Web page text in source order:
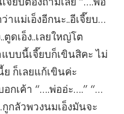
าแม่เอ็งอีกนะ..อีเจี๊ยบ…
ตูดเอ็ง..เลยใหญ่โต
บบนี้เจี๊ยบก็เขินสิคะ ไม่
ก็เลยแก้เขินค่ะ
กเค้า “….พ่ออ่ะ….” “…
กลัวพวงนมเอ็งมันจะ